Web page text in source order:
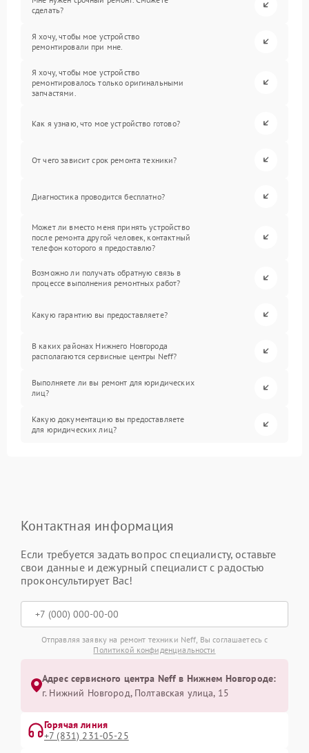
сделать?
Я хочу, чтобы мое устройство
ремонтировали при мне.
Я хочу, чтобы мое устройство
ремонтировалось только оригинальными
запчастями.
Как я узнаю, что мое устройство готово?
От чего зависит срок ремонта техники?
Диагностика проводится бесплатно?
Может ли вместо меня принять устройство
после ремонта другой человек, контактный
телефон которого я предоставлю?
Возможно ли получать обратную связь в
процессе выполнения ремонтных работ?
Какую гарантию вы предоставляете?
В каких районах Нижнего Новгорода
располагаются сервисные центры Neff?
Выполняете ли вы ремонт для юридических
лиц?
Какую документацию вы предоставляете
для юридических лиц?
Контактная информация
Если требуется задать вопрос специалисту, оставьте
свои данные и дежурный специалист с радостью
проконсультирует Вас!
Отправляя заявку на ремонт техники Neff, Вы соглашаетесь с
Политикой конфиденциальности
Адрес сервисного центра Neff в Нижнем Новгороде:
г. Нижний Новгород, Полтавская улица, 15
Горячая линия
+7 (831) 231-05-25